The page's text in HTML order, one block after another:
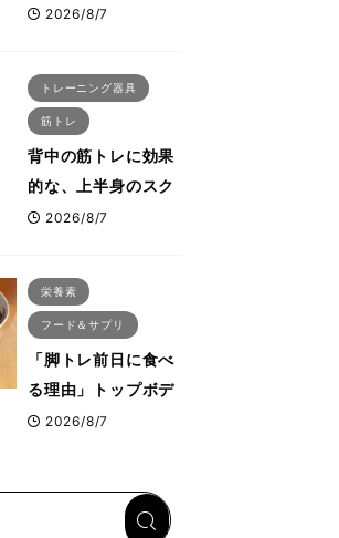
ない ボディビル世
える食事・睡眠・呼
吸の整え方
2026/8/7
トレーニング器具
筋トレ
背中の筋トレに効果
的な、上半身のスク
ワットとも言われた
ス・プルオーバーマ
シン”とは？
2026/8/7
栄養素
フード＆サプリ
「脚トレ前日に食べ
る理由」トップボデ
ィビルダーが愛用す
2026/8/7